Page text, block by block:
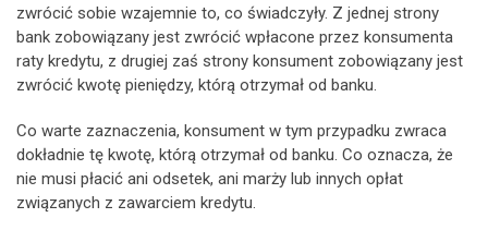
zwrócić sobie wzajemnie to, co świadczyły. Z jednej strony
bank zobowiązany jest zwrócić wpłacone przez konsumenta
raty kredytu, z drugiej zaś strony konsument zobowiązany jest
zwrócić kwotę pieniędzy, którą otrzymał od banku.
Co warte zaznaczenia, konsument w tym przypadku zwraca
dokładnie tę kwotę, którą otrzymał od banku. Co oznacza, że
nie musi płacić ani odsetek, ani marży lub innych opłat
związanych z zawarciem kredytu.